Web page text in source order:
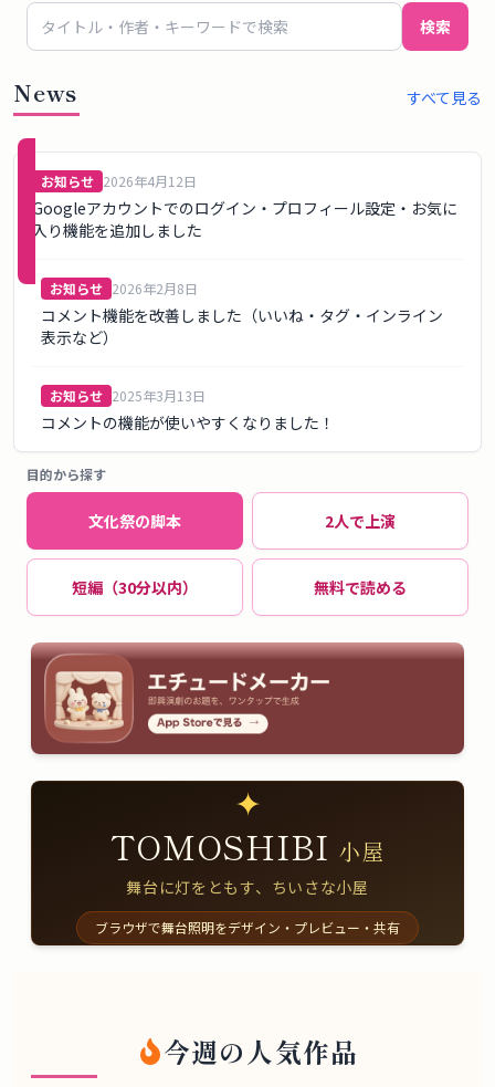
ロ
グ
ン
新規
登録
（無
検索
News すべて見る
お知らせ 2026年4月12日
Googleアカウントでのログイン・プロフィール設定・お気に
入り機能を追加しました
お知らせ 2026年2月8日
コメント機能を改善しました（いいね・タグ・インライン
表示など）
お知らせ 2025年3月13日
コメントの機能が使いやすくなりました！
目的から探す
文化祭の脚本 2人で上演
短編（30分以内） 無料で読める
✦
TOMOSHIBI 小屋
舞台に灯をともす、ちいさな小屋
ブラウザで舞台照明をデザイン・プレビュー・共有
今週の人気作品